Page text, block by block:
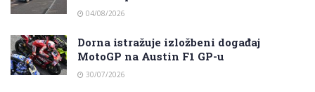
04/08/2026
Dorna istražuje izložbeni događaj
MotoGP na Austin F1 GP-u
30/07/2026